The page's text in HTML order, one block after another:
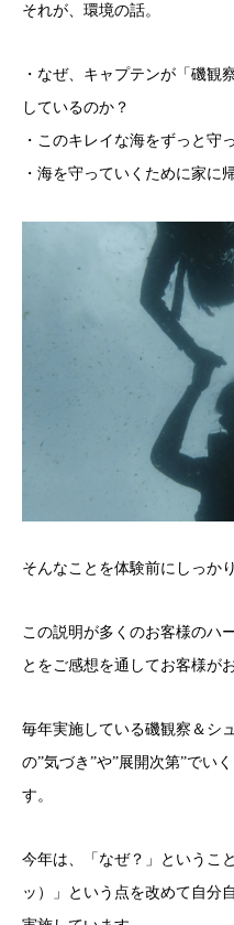
それが、環境の話。
・なぜ、キャプテンが「磯観
しているのか？
・このキレイな海をずっと守
・海を守っていくために家に
そんなことを体験前にしっか
この説明が多くのお客様のハ
とをご感想を通してお客様が
毎年実施している磯観察＆シ
の”気づき”や”展開次第”でい
す。
今年は、「なぜ？」というこ
ッ）」という点を改めて自分